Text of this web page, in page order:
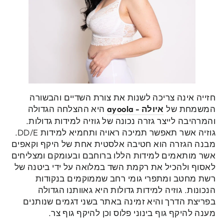
חזייה אינה צריכה לשנות את צורת השדיים והבשורה
המשמחת של איולה - ayoola
היא ההצלחה הגדולה
והמרהיבה לייצר גזרה נכונה של גוזיה למידות גדולות.
גוזיה אשר תאפשר תמיכה ראויה ותחמיא למידות DD/E.
מבנה הגזרה הוא חטיבה אלסטית אחת של היקף וקאפים
אשר מותאמים למידות הללו ברוחבם ובעומקם ומצליחים
לאסוף ולהכיל את רקמת השד במלואה על ידי ביטנה של
רשת מחטב ומתפרי גומי רחב שממוקמים בנקודות
הנכונות. גוזיה למידות גדולות היא גאוותנו הגדולה
בפריצת הדרך והיא זמינה באתר בשני דגמים שנותנים
מענה להיקף גוף בינוני פלוס וכן להיקף גוף צר.